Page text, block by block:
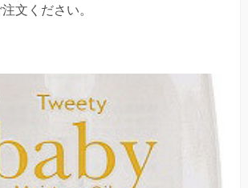
文ください。